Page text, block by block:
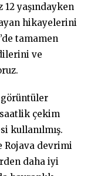
yaşındayken
hikayelerini
tamamen
ve
saatlik çekim
kullanılmış.
Rojava devrimi
daha iyi